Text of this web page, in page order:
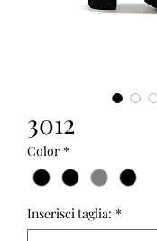
3012
Color *
Inserisci taglia: *